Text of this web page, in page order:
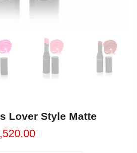
Lover Style Matte